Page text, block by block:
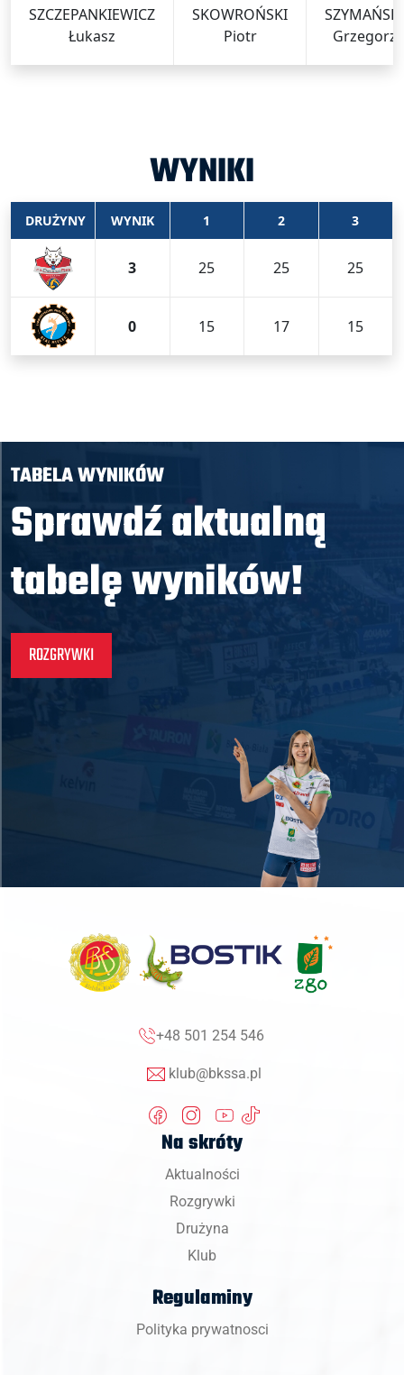
SZCZEPANKIEWICZ
Łukasz
SKOWROŃSKI
Piotr
SZYMAŃSKI
Grzegorz
WYNIKI
DRUŻYNY WYNIK
3
0
1
25
15
2
25
17
3
25
15
TABELA WYNIKÓW
Sprawdź aktualną
tabelę wyników!
ROZGRYWKI
+48 501 254 546
klub@bkssa.pl
Na skróty
Aktualności
Rozgrywki
Drużyna
Klub
Regulaminy
Polityka prywatnosci